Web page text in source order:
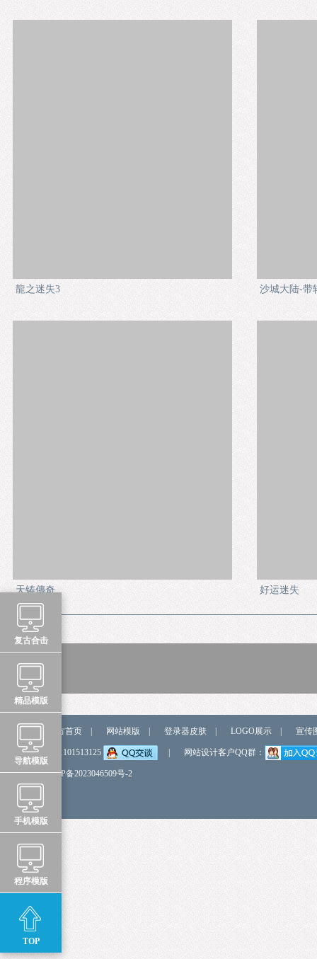
龍之迷失3 沙城大陆-带
天铸傳奇 好运迷失
官方首页 网站模版 登录器皮肤 LOGO展示 宣传
弹我QQ QQ:1101513125 网站设计客户QQ群：
备 案 号 鲁ICP备2023046509号-2
复古合击
精品模版
导航模版
手机模版
程序模版
TOP